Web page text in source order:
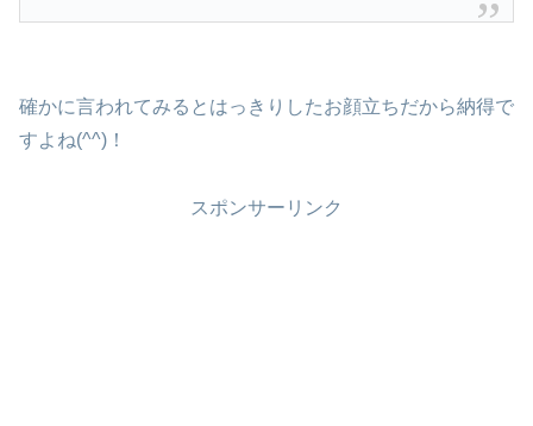
確かに言われてみるとはっきりしたお顔立ちだから納得で
すよね(^^)！
スポンサーリンク